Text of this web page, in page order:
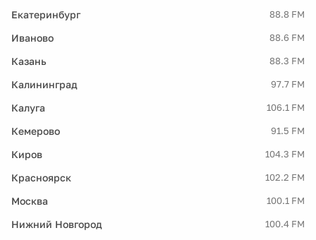
Екатеринбург 88.8 FM
Иваново 88.6 FM
Казань 88.3 FM
Калининград 97.7 FM
Калуга 106.1 FM
Кемерово 91.5 FM
Киров 104.3 FM
Красноярск 102.2 FM
Москва 100.1 FM
Нижний Новгород 100.4 FM